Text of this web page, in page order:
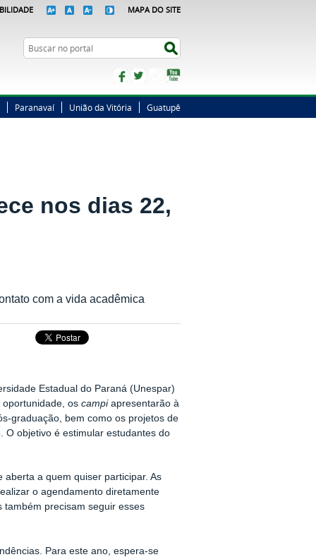
MAPA DO SITE
Busca
FacebookTwitterInstagram
Paranavaí União da Vitória Guatupê
nos dias 22,
com a vida acadêmica
Estadual do Paraná (Unespar)
os campiapresentarão à
graduação, bem como os projetos de
O objetivo é estimular estudantes do
aberta a quem quiser participar. As
o agendamento diretamente
também precisam seguir esses
Para este ano, espera-se